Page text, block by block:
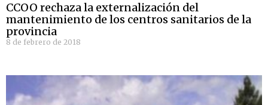
CCOO rechaza la externalización del
mantenimiento de los centros sanitarios de la
provincia
8 de febrero de 2018